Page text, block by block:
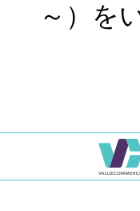
～）を